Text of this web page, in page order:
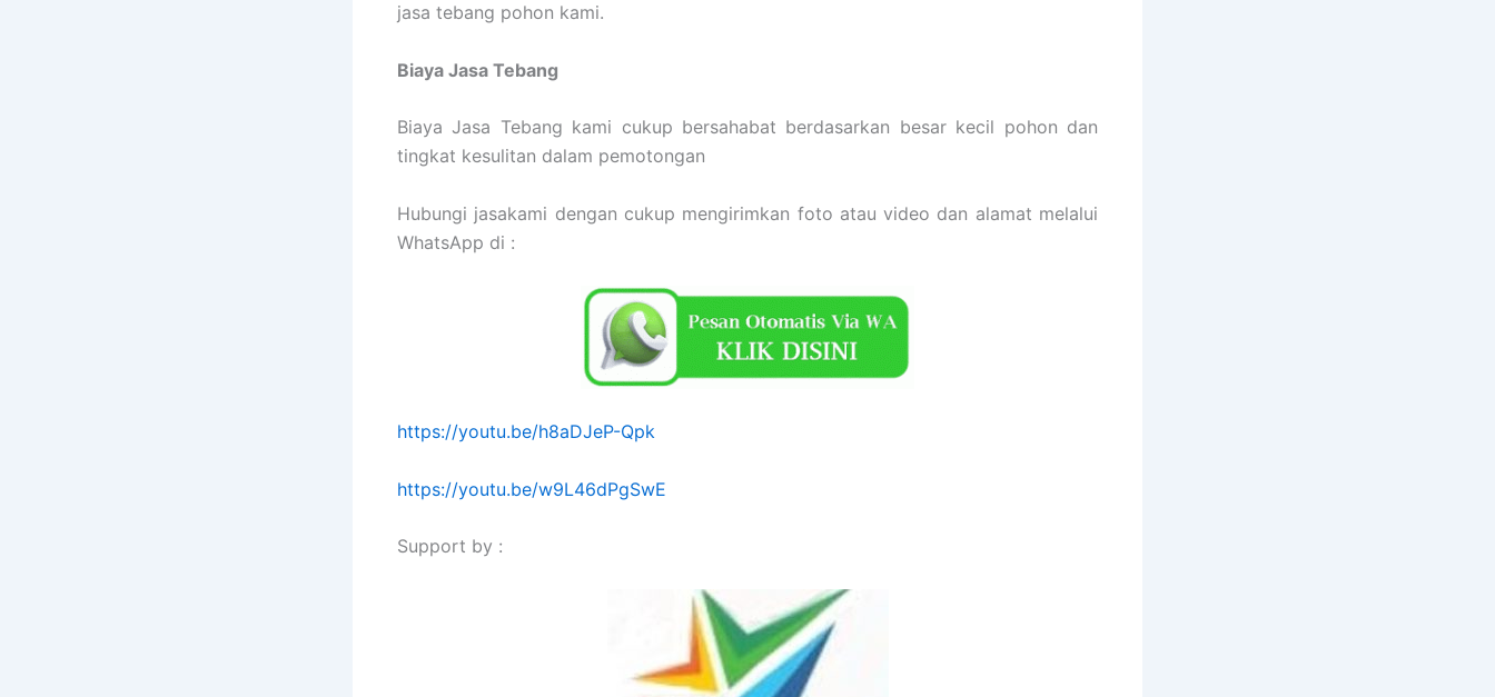
jasa tebang pohon kami.
Biaya Jasa Tebang
Biaya Jasa Tebang kami cukup bersahabat berdasarkan besar kecil pohon dan
tingkat kesulitan dalam pemotongan
Hubungi jasakami dengan cukup mengirimkan foto atau video dan alamat melalui
WhatsApp di :
https://youtu.be/h8aDJeP-Qpk
https://youtu.be/w9L46dPgSwE
Support by :